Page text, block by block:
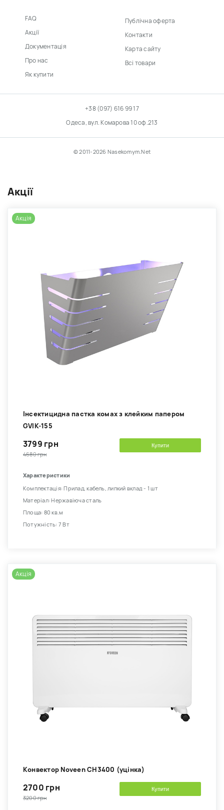
Акції
Акція
Інсектицидна пастка комах з клейким папером
GVIK-155
3799 грн
4680 грн
Купити
Характеристики
Комплектація: Прилад, кабель, липкий вклад - 1 шт
Матеріал: Нержавіюча сталь
Площа: 80 кв.м
Потужність: 7 Вт
Акція
Kонвектор Noveen CH3400 (уцінка)
2700 грн
3200 грн
Купити
FAQ
Акції
Документація
Про нас
Як купити
Публічна оферта
Контакти
Карта сайту
Всі товари
+38 (097) 616 99 17
Одеса, вул. Комарова 10 оф.213
© 2011-2026 Nasekomym.Net